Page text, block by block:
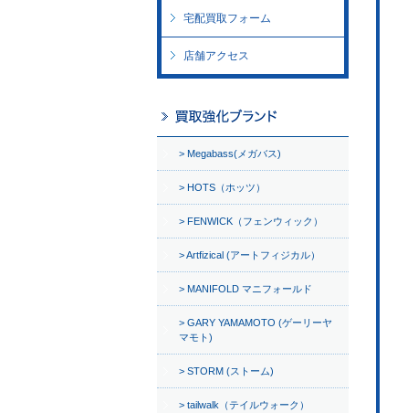
宅配買取フォーム
店舗アクセス
Megabass(メガバス)
HOTS（ホッツ）
FENWICK（フェンウィック）
Artfizical (アートフィジカル）
MANIFOLD マニフォールド
GARY YAMAMOTO (ゲーリーヤ
マモト)
STORM (ストーム)
tailwalk（テイルウォーク）